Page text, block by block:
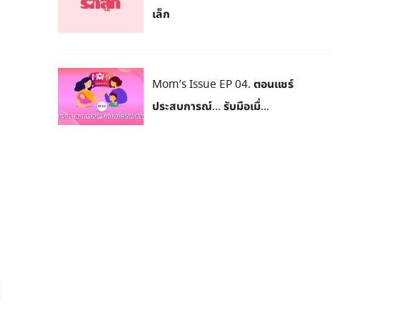
เล็ก
Mom’s Issue EP 04. ตอนแชร์
ประสบการณ์... รับมือเมื่...